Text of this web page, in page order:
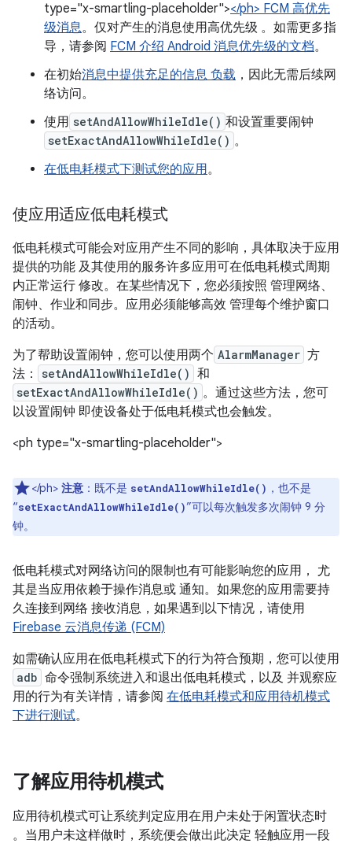
type="x-smartling-placeholder"></ph> FCM 高优先
级消息。仅对产生的消息使用高优先级 。如需更多指
导，请参阅 FCM 介绍 Android 消息优先级的文档。
在初始消息中提供充足的信息 负载 ，因此无需后续网
络访问。
使用 setAndAllowWhileIdle() 和设置重要闹钟
setExactAndAllowWhileIdle() 。
在低电耗模式下测试您的应用。
使应用适应低电耗模式
低电耗模式可能会对应用产生不同的影响，具体取决于应用
提供的功能 及其使用的服务许多应用可在低电耗模式周期
内正常运行 修改。在某些情况下，您必须按照 管理网络、
闹钟、作业和同步。应用必须能够高效 管理每个维护窗口
的活动。
为了帮助设置闹钟，您可以使用两个 AlarmManager 方
法：
setAndAllowWhileIdle() 和
setExactAndAllowWhileIdle() 。通过这些方法，您可
以设置闹钟 即使设备处于低电耗模式也会触发。
<ph type="x-smartling-placeholder">
</ph> 注意 ：既不是 setAndAllowWhileIdle() ，也不是
“setExactAndAllowWhileIdle()”可以每次触发多次闹钟 9 分
钟。
低电耗模式对网络访问的限制也有可能影响您的应用， 尤
其是当应用依赖于操作消息或 通知。如果您的应用需要持
久连接到网络 接收消息，如果遇到以下情况，请使用
Firebase 云消息传递 (FCM)
如需确认应用在低电耗模式下的行为符合预期，您可以使用
adb 命令强制系统进入和退出低电耗模式，以及 并观察应
用的行为有关详情，请参阅 在低电耗模式和应用待机模式
下进行测试。
了解应用待机模式
应用待机模式可让系统判定应用在用户未处于闲置状态时
。当用户未这样做时，系统便会做出此决定 轻触应用一段